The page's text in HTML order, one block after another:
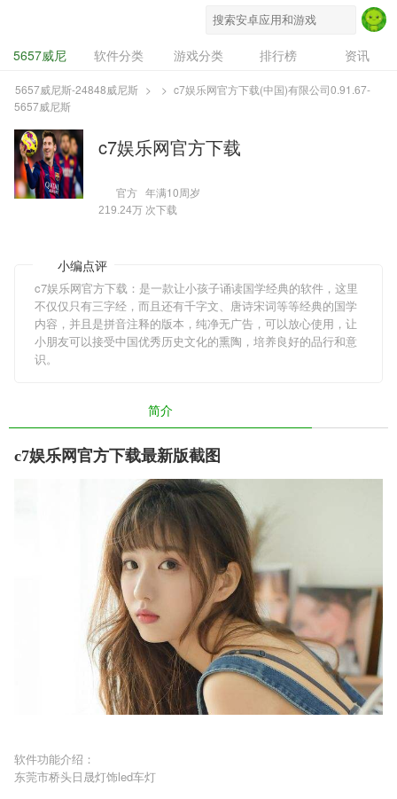
5657威尼斯-24848威尼斯
5657威尼
斯-24848威尼
软件分类 游戏分类 排行榜
资讯
专题
设计奖 豌豆推
5657威尼斯-24848威尼斯 > > c7娱乐网官方下载(中国)有限公司0.91.67-
5657威尼斯
c7娱乐网官方下载
官方 年满10周岁
219.24万 次下载
小编点评
c7娱乐网官方下载：是一款让小孩子诵读国学经典的软件，这里
不仅仅只有三字经，而且还有千字文、唐诗宋词等等经典的国学
内容，并且是拼音注释的版本，纯净无广告，可以放心使用，让
小朋友可以接受中国优秀历史文化的熏陶，培养良好的品行和意
识。
简介
c7娱乐网官方下载最新版截图
软件功能介绍：
东莞市桥头日晟灯饰led车灯